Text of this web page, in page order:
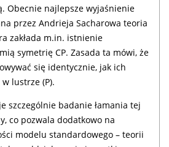
Obecnie najlepsze wyjaśnienie
przez Andrieja Sacharowa teoria
zakłada m.in. istnienie
symetrię CP. Zasada ta mówi, że
się identycznie, jak ich
lustrze (P).
szczególnie badanie łamania tej
co pozwala dodatkowo na
modelu standardowego – teorii